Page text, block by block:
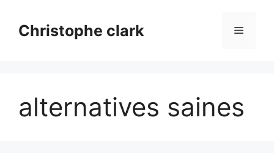
contenuChristophe clark Menu
alternatives saines